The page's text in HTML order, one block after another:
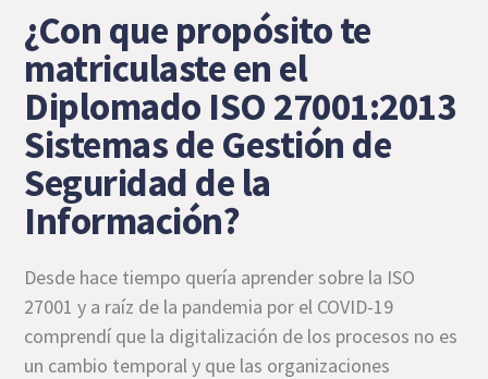
¿Con que propósito te
matriculaste en el
Diplomado ISO 27001:2013
Sistemas de Gestión de
Seguridad de la
Información?
Desde hace tiempo quería aprender sobre la ISO
27001 y a raíz de la pandemia por el COVID-19
comprendí que la digitalización de los procesos no es
un cambio temporal y que las organizaciones